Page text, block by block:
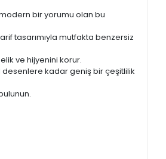
bir yorumu olan bu
tasarımıyla mutfakta benzersiz
ve hijyenini korur.
desenlere kadar geniş bir çeşitlilik